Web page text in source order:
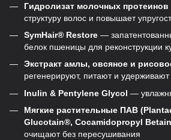
Гидролизат молочных протеинов
структуру волос и повышает
SymHair® Restore —
белок пшеницы для реконструкции
Экстракт амлы, овсяное и
регенерируют, питают и удерживают
Inulin & Pentylene Glycol —
Мягкие растительные ПАВ
Glucotain®, Cocamidopropyl
очищают без пересушивания